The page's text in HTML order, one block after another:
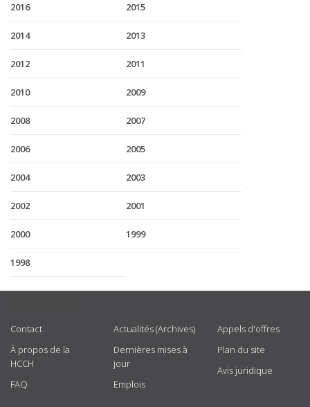
2016 2015
2014 2013
2012 2011
2010 2009
2008 2007
2006 2005
2004 2003
2002 2001
2000 1999
1998
Contact
À propos de la
HCCH
FAQ
Actualités (Archives)
Dernières mises à
jour
Emplois
Appels d'offres
Plan du site
Avis juridique